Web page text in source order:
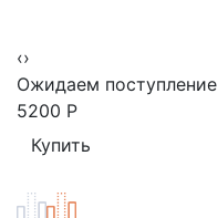
‹›
Ожидаем поступление
5200 Р